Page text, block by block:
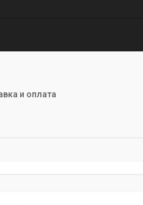
и оплата